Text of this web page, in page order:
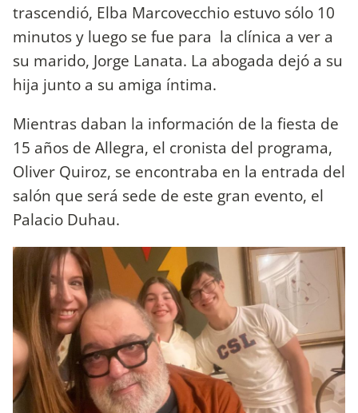
trascendió, Elba Marcovecchio estuvo sólo 10
minutos y luego se fue para la clínica a ver a
su marido, Jorge Lanata. La abogada dejó a su
hija junto a su amiga íntima.
Mientras daban la información de la fiesta de
15 años de Allegra, el cronista del programa,
Oliver Quiroz, se encontraba en la entrada del
salón que será sede de este gran evento, el
Palacio Duhau.